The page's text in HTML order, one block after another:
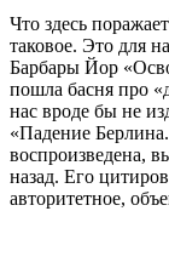
Что здесь
таковое. Это для
Барбары Йор
пошла басня про
нас вроде бы не
«Падение
воспроизведена,
назад. Его
авторитетное,